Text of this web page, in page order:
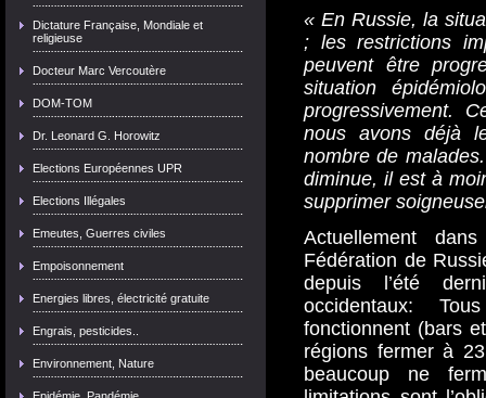
Dictature Française, Mondiale et
religieuse
Docteur Marc Vercoutère
DOM-TOM
Dr. Leonard G. Horowitz
Elections Européennes UPR
Elections Illégales
Emeutes, Guerres civiles
Empoisonnement
Energies libres, électricité gratuite
Engrais, pesticides..
Environnement, Nature
« En Russie, la
; les restrictions
peuvent être
situation
progressivement.
nous avons déjà
nombre de
diminue, il est à
supprimer
Actuellement
Fédération de
depuis l’été
occidentaux:
fonctionnent (bars
régions fermer à
beaucoup ne